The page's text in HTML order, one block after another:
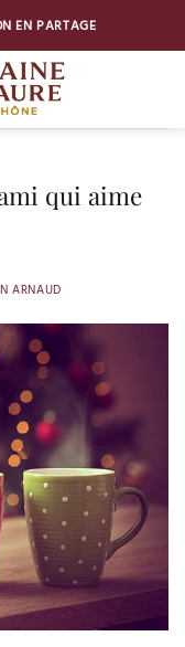
EN PARTAGE
qui aime
ARNAUD